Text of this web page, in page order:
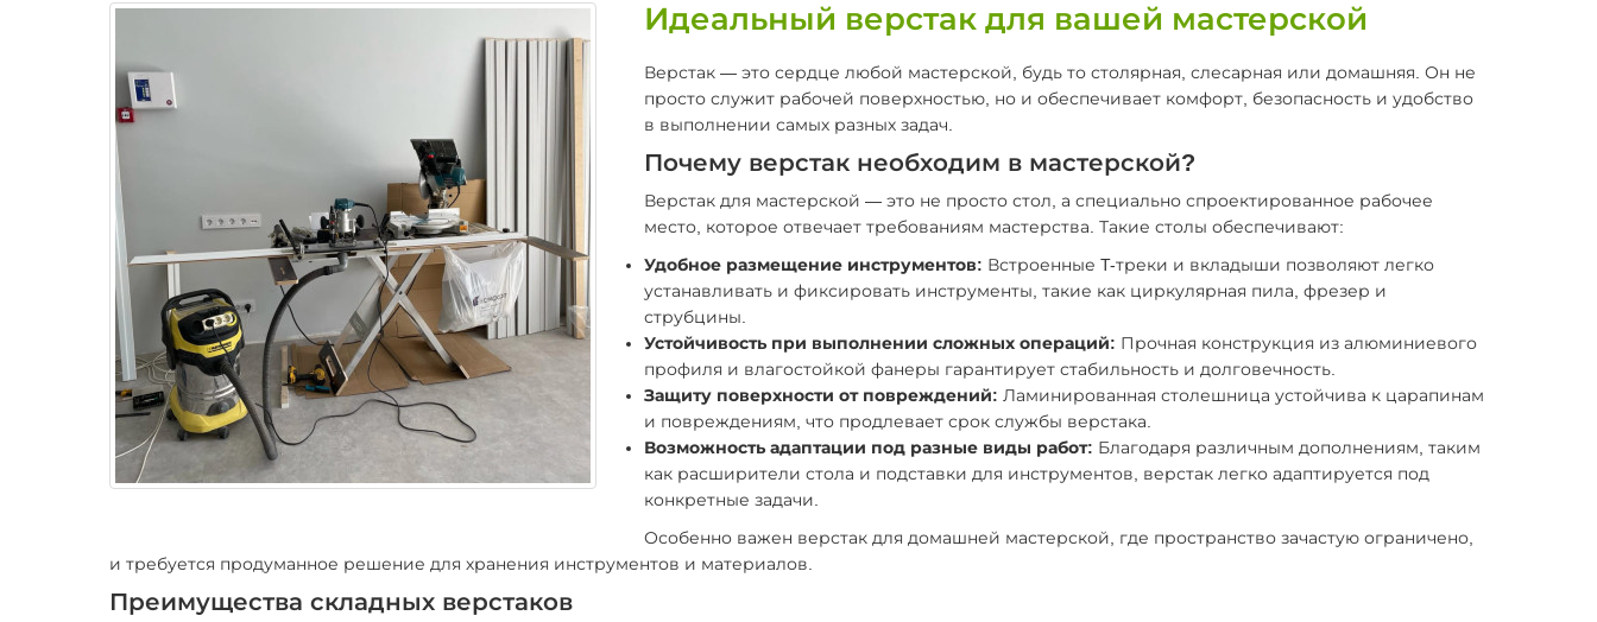
Идеальный верстак для вашей мастерской
Верстак — это сердце любой мастерской, будь то столярная, слесарная или домашняя. Он не
просто служит рабочей поверхностью, но и обеспечивает комфорт, безопасность и удобство
в выполнении самых разных задач.
Почему верстак необходим в мастерской?
Верстак для мастерской — это не просто стол, а специально спроектированное рабочее
место, которое отвечает требованиям мастерства. Такие столы обеспечивают:
Удобное размещение инструментов: Встроенные T-треки и вкладыши позволяют легко
устанавливать и фиксировать инструменты, такие как циркулярная пила, фрезер и
струбцины.
Устойчивость при выполнении сложных операций: Прочная конструкция из алюминиевого
профиля и влагостойкой фанеры гарантирует стабильность и долговечность.
Защиту поверхности от повреждений: Ламинированная столешница устойчива к царапинам
и повреждениям, что продлевает срок службы верстака.
Возможность адаптации под разные виды работ: Благодаря различным дополнениям, таким
как расширители стола и подставки для инструментов, верстак легко адаптируется под
конкретные задачи.
Особенно важен верстак для домашней мастерской, где пространство зачастую ограничено,
и требуется продуманное решение для хранения инструментов и материалов.
Преимущества складных верстаков